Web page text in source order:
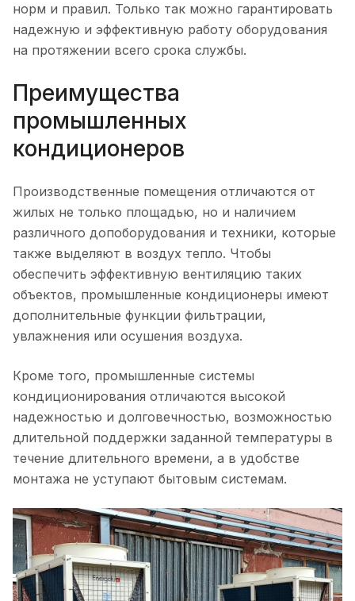
норм и правил. Только так можно гарантировать
надежную и эффективную работу оборудования
на протяжении всего срока службы.
Преимущества
промышленных
кондиционеров
Производственные помещения отличаются от
жилых не только площадью, но и наличием
различного допоборудования и техники, которые
также выделяют в воздух тепло. Чтобы
обеспечить эффективную вентиляцию таких
объектов, промышленные кондиционеры имеют
дополнительные функции фильтрации,
увлажнения или осушения воздуха.
Кроме того, промышленные системы
кондиционирования отличаются высокой
надежностью и долговечностью, возможностью
длительной поддержки заданной температуры в
течение длительного времени, а в удобстве
монтажа не уступают бытовым системам.